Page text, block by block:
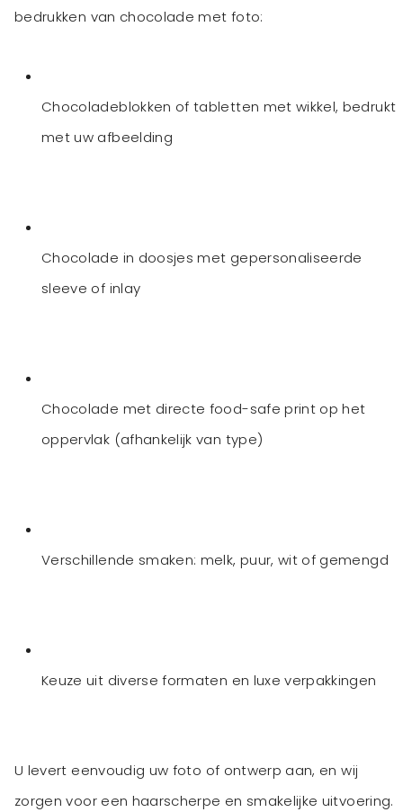
bedrukken van chocolade met foto:
Chocoladeblokken of tabletten met wikkel, bedrukt
met uw afbeelding
Chocolade in doosjes met gepersonaliseerde
sleeve of inlay
Chocolade met directe food-safe print op het
oppervlak (afhankelijk van type)
Verschillende smaken: melk, puur, wit of gemengd
Keuze uit diverse formaten en luxe verpakkingen
U levert eenvoudig uw foto of ontwerp aan, en wij
zorgen voor een haarscherpe en smakelijke uitvoering.